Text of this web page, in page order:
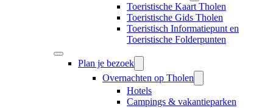
Toeristische Kaart Tholen
Toeristische Gids Tholen
Toeristisch Informatiepunt en
Toeristische Folderpunten
Plan je bezoek
Overnachten op Tholen
Hotels
Campings & vakantieparken